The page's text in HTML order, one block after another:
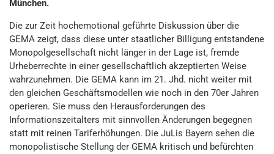
München.
Die zur Zeit hochemotional geführte Diskussion über die
GEMA zeigt, dass diese unter staatlicher Billigung entstandene
Monopolgesellschaft nicht länger in der Lage ist, fremde
Urheberrechte in einer gesellschaftlich akzeptierten Weise
wahrzunehmen. Die GEMA kann im 21. Jhd. nicht weiter mit
den gleichen Geschäftsmodellen wie noch in den 70er Jahren
operieren. Sie muss den Herausforderungen des
Informationszeitalters mit sinnvollen Änderungen begegnen
statt mit reinen Tariferhöhungen. Die JuLis Bayern sehen die
monopolistische Stellung der GEMA kritisch und befürchten